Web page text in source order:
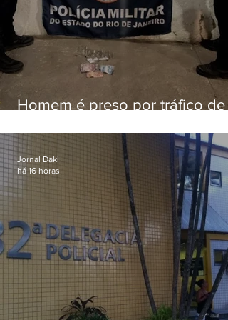
Homem é preso por tráfico de
Jornal Daki
há 16 horas